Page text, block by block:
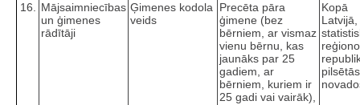
16.
Mājsaimniecības
un ģimenes
rādītāji
Ģimenes kodola
veids
Precēta pāra
ģimene (bez
bērniem, ar vismaz
vienu bērnu, kas
jaunāks par 25
gadiem, ar
bērniem, kuriem ir
25 gadi vai vairāk),
Kopā
Latvijā,